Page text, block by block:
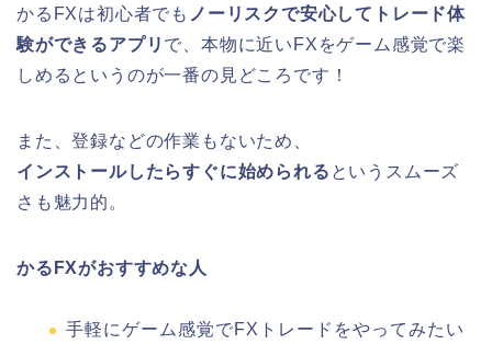
かるFXは初心者でも ノーリスクで安心してトレード体
験ができるアプリ で、本物に近いFXをゲーム感覚で楽
しめるというのが一番の見どころです！
また、登録などの作業もないため、
インストールしたらすぐに始められる というスムーズ
さ も魅力的。
かるFXがおすすめな人
手軽にゲーム感覚でFXトレードをやってみたい